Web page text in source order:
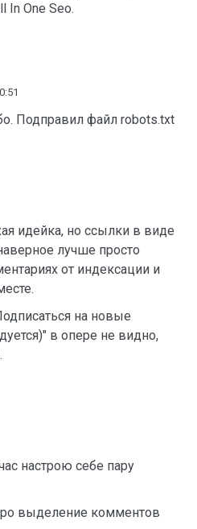
In One Seo.
Подправил файл robots.txt
идейка, но ссылки в виде
лучше просто
от индексации и
на новые
в опере не видно,
настрою себе пару
выделение комментов